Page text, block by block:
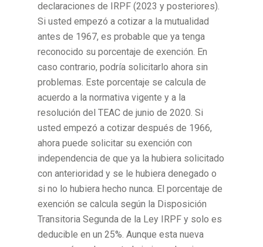
declaraciones de IRPF (2023 y posteriores).
Si usted empezó a cotizar a la mutualidad
antes de 1967, es probable que ya tenga
reconocido su porcentaje de exención. En
caso contrario, podría solicitarlo ahora sin
problemas. Este porcentaje se calcula de
acuerdo a la normativa vigente y a la
resolución del TEAC de junio de 2020. Si
usted empezó a cotizar después de 1966,
ahora puede solicitar su exención con
independencia de que ya la hubiera solicitado
con anterioridad y se le hubiera denegado o
si no lo hubiera hecho nunca. El porcentaje de
exención se calcula según la Disposición
Transitoria Segunda de la Ley IRPF y solo es
deducible en un 25%. Aunque esta nueva